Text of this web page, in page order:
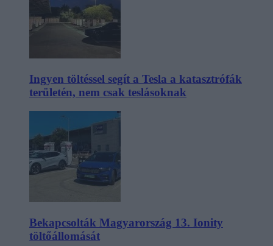
Ingyen töltéssel segít a Tesla a katasztrófák
területén, nem csak teslásoknak
Bekapcsolták Magyarország 13. Ionity
töltőállomását